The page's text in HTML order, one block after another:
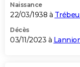
Naissance
22/03/1938 à
Décès
03/11/2023 à